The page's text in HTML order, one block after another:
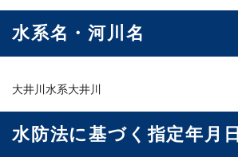
水系名・河川名
大井川水系大井川
水防法に基づく指定年月日